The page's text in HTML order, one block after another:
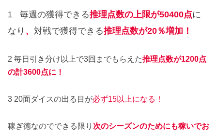
1 毎週の獲得できる推理点数の上限が50400点に
なり 、 対戦で獲得できる推理点数が20％増加！
2 毎日引き分け以上で3回までもらえた推理点数が1200点
の計3600点に！
3 20面ダイスの出る目が必ず15以上になる！
稼ぎ徳なのでできる限り 次のシーズンのためにも稼いでお